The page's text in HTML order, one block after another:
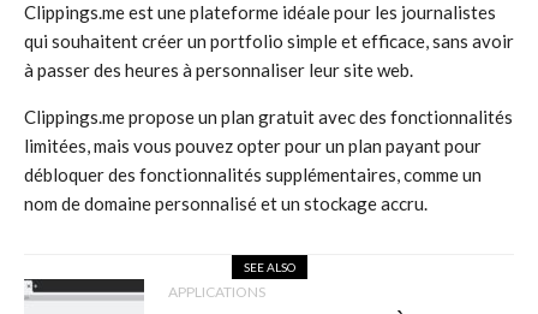
Clippings.me est une plateforme idéale pour les journalistes
qui souhaitent créer un portfolio simple et efficace, sans avoir
à passer des heures à personnaliser leur site web.
Clippings.me propose un plan gratuit avec des fonctionnalités
limitées, mais vous pouvez opter pour un plan payant pour
débloquer des fonctionnalités supplémentaires, comme un
nom de domaine personnalisé et un stockage accru.
SEE ALSO
APPLICATIONS